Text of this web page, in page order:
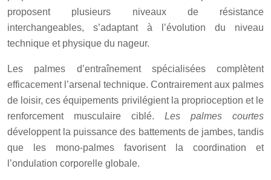
proposent plusieurs niveaux de résistance
interchangeables, s’adaptant à l’évolution du niveau
technique et physique du nageur.
Les palmes d’entraînement spécialisées complètent
efficacement l’arsenal technique. Contrairement aux palmes
de loisir, ces équipements privilégient la proprioception et le
renforcement musculaire ciblé. Les palmes courtes
développent la puissance des battements de jambes, tandis
que les mono-palmes favorisent la coordination et
l’ondulation corporelle globale.